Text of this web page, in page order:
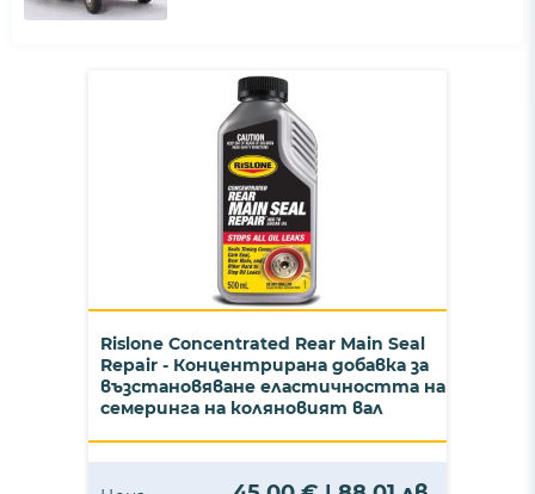
Rislone Concentrated Rear Main Seal
Repair - Концентрирана добавка за
възстановяване еластичността на
семеринга на коляновият вал